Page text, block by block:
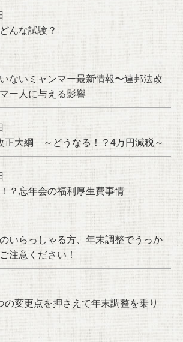
んな試験？
ないミャンマー最新情報〜連邦法改
ー人に与える影響
正大綱 ～どうなる！？4万円減税～
？忘年会の福利厚生費事情
いらっしゃる方、年末調整でうっか
注意ください！
の変更点を押さえて年末調整を乗り